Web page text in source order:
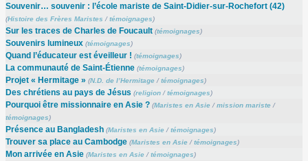
Souvenir… souvenir : l’école mariste de Saint-Didier-sur-Rochefort (42)
(Histoire des Frères Maristes /témoignages)
Sur les traces de Charles de Foucault (témoignages)
Souvenirs lumineux (témoignages)
Quand l’éducateur est éveilleur ! (témoignages)
La communauté de Saint-Étienne (témoignages)
Projet « Hermitage » (N.D. de l’Hermitage/témoignages)
Des chrétiens au pays de Jésus (religion/témoignages)
Pourquoi être missionnaire en Asie ? (Maristes en Asie/mission mariste/
témoignages)
Présence au Bangladesh (Maristes en Asie/témoignages)
Trouver sa place au Cambodge (Maristes en Asie/témoignages)
Mon arrivée en Asie (Maristes en Asie/témoignages)